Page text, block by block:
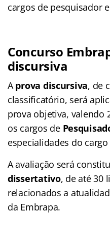
cargos de pesquisador
Concurso
discursiva
A prova discursiva, de
classificatório, será
prova objetiva, valendo
os cargos de
especialidades do
A avaliação será
dissertativo, de até 30
relacionados a
da Embrapa.